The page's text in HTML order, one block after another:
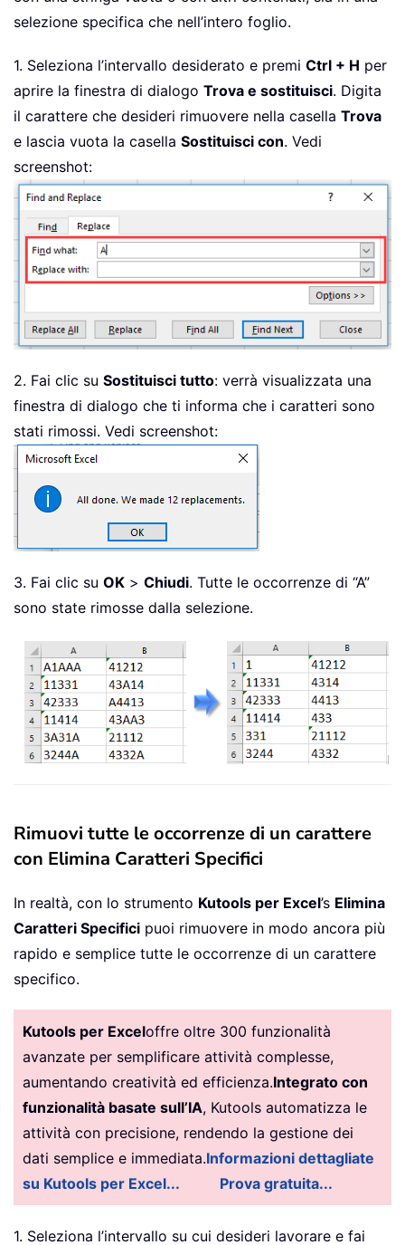
selezione specifica che nell’intero foglio.
1. Seleziona l’intervallo desiderato e premi Ctrl + H per
aprire la finestra di dialogo Trova e sostituisci. Digita
il carattere che desideri rimuovere nella casella Trova
e lascia vuota la casella Sostituisci con. Vedi
screenshot:
2. Fai clic su Sostituisci tutto: verrà visualizzata una
finestra di dialogo che ti informa che i caratteri sono
stati rimossi. Vedi screenshot:
3. Fai clic su OK > Chiudi. Tutte le occorrenze di “A”
sono state rimosse dalla selezione.
Rimuovi tutte le occorrenze di un carattere
con Elimina Caratteri Specifici
In realtà, con lo strumento Kutools per Excel’s Elimina
Caratteri Specifici puoi rimuovere in modo ancora più
rapido e semplice tutte le occorrenze di un carattere
specifico.
Kutools per Exceloffre oltre 300 funzionalità
avanzate per semplificare attività complesse,
aumentando creatività ed efficienza.Integrato con
funzionalità basate sull’IA, Kutools automatizza le
attività con precisione, rendendo la gestione dei
dati semplice e immediata.Informazioni dettagliate
su Kutools per Excel...
Prova gratuita...
1. Seleziona l’intervallo su cui desideri lavorare e fai